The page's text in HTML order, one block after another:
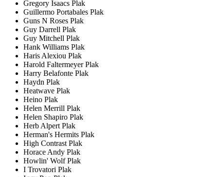
Gregory Isaacs Plak
Guillermo Portabales Plak
Guns N Roses Plak
Guy Darrell Plak
Guy Mitchell Plak
Hank Williams Plak
Haris Alexiou Plak
Harold Faltermeyer Plak
Harry Belafonte Plak
Haydn Plak
Heatwave Plak
Heino Plak
Helen Merrill Plak
Helen Shapiro Plak
Herb Alpert Plak
Herman's Hermits Plak
High Contrast Plak
Horace Andy Plak
Howlin' Wolf Plak
I Trovatori Plak